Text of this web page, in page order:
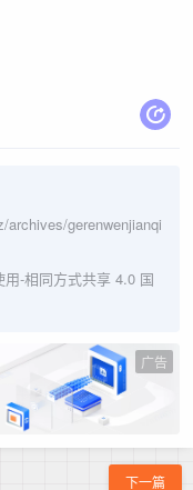
archives/gerenwenjianqi
-相同方式共享 4.0 国
广告
下一篇